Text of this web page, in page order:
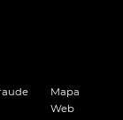
Mapa
Web